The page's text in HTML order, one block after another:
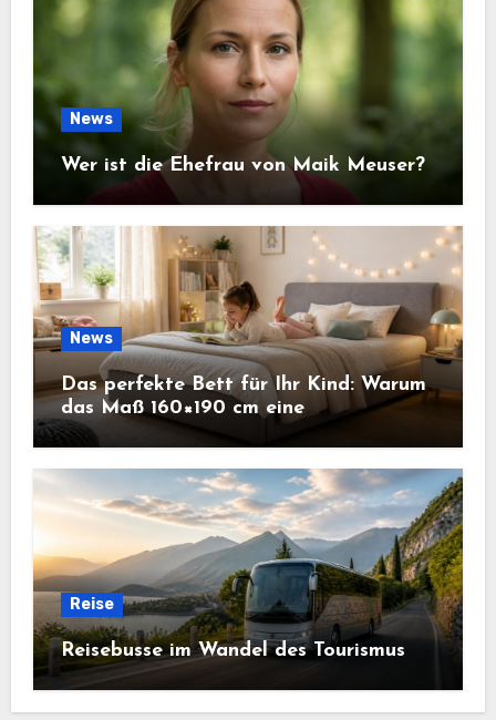
News
Wer ist die Ehefrau von Maik Meuser?
News
Das perfekte Bett für Ihr Kind: Warum
das Maß 160×190 cm eine
ausgezeichnete Wahl ist
Reise
Reisebusse im Wandel des Tourismus